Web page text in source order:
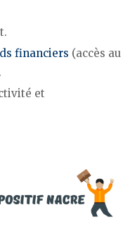
financiers (accès au
et